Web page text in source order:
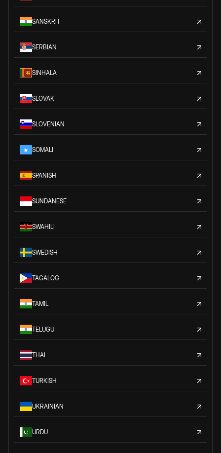
SANSKRIT
SERBIAN
SINHALA
SLOVAK
SLOVENIAN
SOMALI
SPANISH
SUNDANESE
SWAHILI
SWEDISH
TAGALOG
TAMIL
TELUGU
THAI
TURKISH
UKRAINIAN
URDU